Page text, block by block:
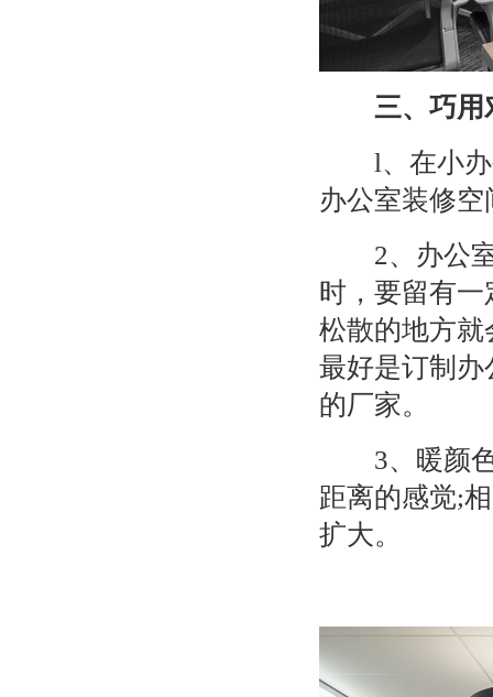
三、巧用
l、在小
办公室装修
2、办公
时，要留有
松散的地方
最好是订制
的厂家。
3、暖颜
距离的感觉;
扩大。